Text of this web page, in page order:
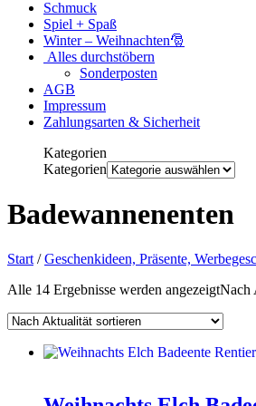
Schmuck
Spiel + Spaß
Winter – Weihnachten🎅
Alles durchstöbern
Sonderposten
AGB
Impressum
Zahlungsarten & Sicherheit
Kategorien
Kategorien
Badewannenenten
Start /Geschenkideen, Präsente,
Alle 14 Ergebnisse werden angezeigtNach